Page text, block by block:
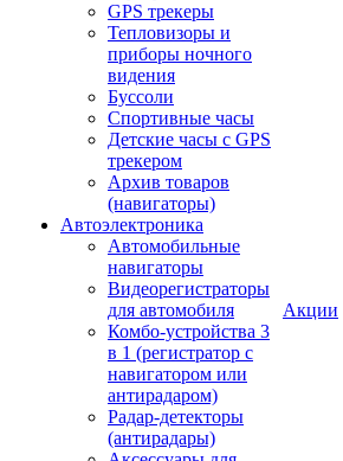
GPS трекеры
Тепловизоры и
приборы ночного
видения
Буссоли
Спортивные часы
Детские часы с GPS
трекером
Архив товаров
(навигаторы)
Автоэлектроника
Автомобильные
навигаторы
Видеорегистраторы
для автомобиля
Комбо-устройства 3
в 1 (регистратор с
навигатором или
антирадаром)
Радар-детекторы
(антирадары)
Акции